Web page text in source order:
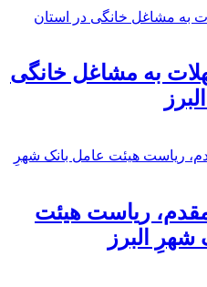
به مشاغل خانگی
ریاست هیئت
شهرِ البرز